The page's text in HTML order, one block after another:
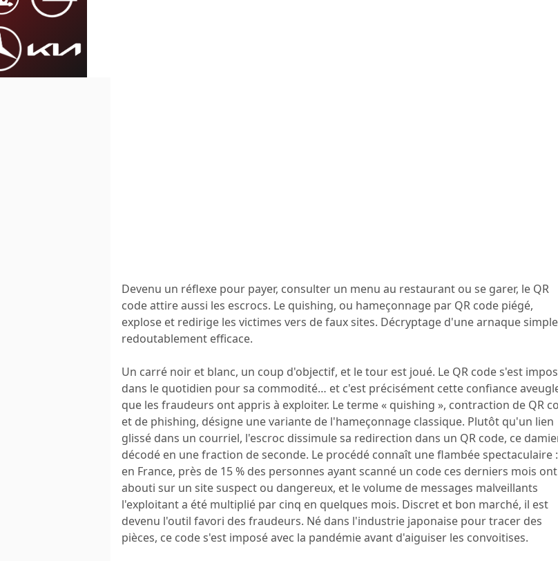
Devenu un réflexe pour payer, consulter un menu au restaurant ou se garer, le QR
code attire aussi les escrocs. Le quishing, ou hameçonnage par QR code piégé,
explose et redirige les victimes vers de faux sites. Décryptage d'une arnaque
redoutablement efficace.
Un carré noir et blanc, un coup d'objectif, et le tour est joué. Le QR code s'est
dans le quotidien pour sa commodité… et c'est précisément cette confiance
que les fraudeurs ont appris à exploiter. Le terme « quishing », contraction de QR
et de phishing, désigne une variante de l'hameçonnage classique. Plutôt qu'un lien
glissé dans un courriel, l'escroc dissimule sa redirection dans un QR code, ce
décodé en une fraction de seconde. Le procédé connaît une flambée spectaculaire :
en France, près de 15 % des personnes ayant scanné un code ces derniers mois ont
abouti sur un site suspect ou dangereux, et le volume de messages malveillants
l'exploitant a été multiplié par cinq en quelques mois. Discret et bon marché, il est
devenu l'outil favori des fraudeurs. Né dans l'industrie japonaise pour tracer des
pièces, ce code s'est imposé avec la pandémie avant d'aiguiser les convoitises.